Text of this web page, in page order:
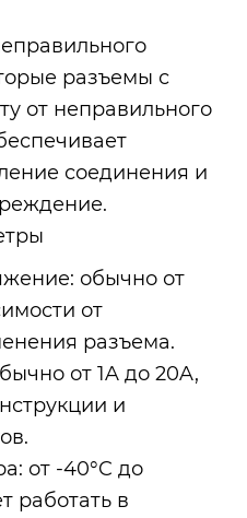
разъемы с
от неправильного
соединения и
обычно от
от
разъема.
от 1A до 20A,
и
от -40°C до
работать в